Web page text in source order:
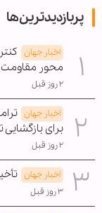
پربازدیدترین‌ها
اخبار جهان
محور مقاومت
۲ روز قبل
اخبار جهان
برای
۲ روز قبل
اخبار جهان
۳ روز قبل